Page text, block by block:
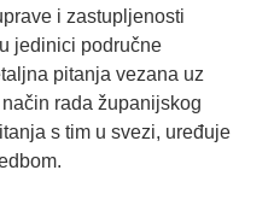
i zastupljenosti
jedinici područne
pitanja vezana uz
rada županijskog
s tim u svezi, uređuje